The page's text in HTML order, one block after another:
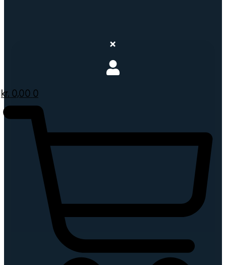
kr. 0,00 0